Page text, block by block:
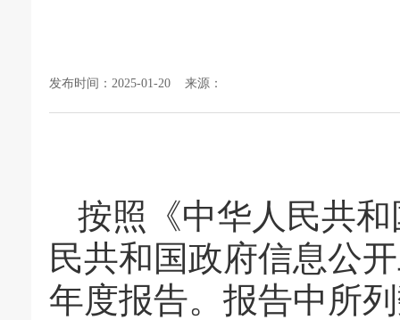
发布时间：2025-01-20 来源：
按照《中华人民共
民共和国政府信息公
年度报告。报告中所